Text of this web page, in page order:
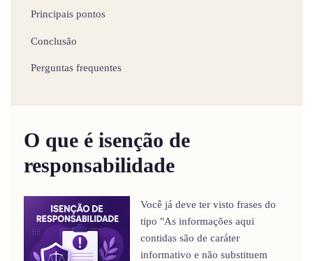
Principais pontos
Conclusão
Perguntas frequentes
O que é isenção de
responsabilidade
Você já deve ter visto frases do
tipo "As informações aqui
contidas são de caráter
informativo e não substituem